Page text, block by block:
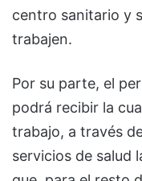
centro sanitario y
trabajen.
Por su parte, el
podrá recibir la
trabajo, a través
servicios de salud